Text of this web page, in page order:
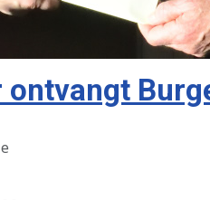
ontvangt